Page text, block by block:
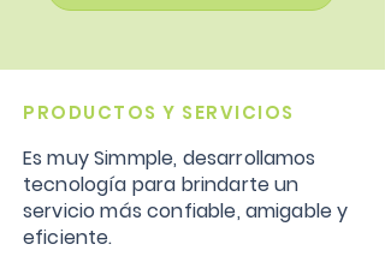
PRODUCTOS Y SERVICIOS
Es muy Simmple, desarrollamos
tecnología para brindarte un
servicio más confiable, amigable y
eficiente.